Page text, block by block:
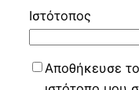
Ιστότοπος
Αποθήκευσε